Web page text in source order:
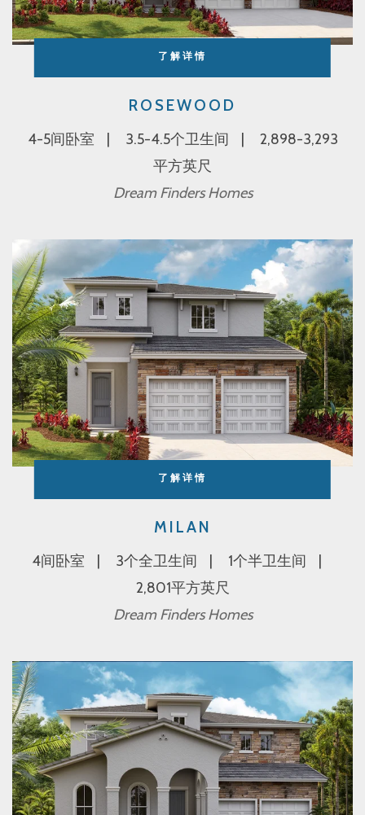
了解详情
MILAN
4间卧室 3个全卫生间
1个半卫生间
2,801平方英尺
Dream Finders Homes
了解详情
ROSEWOOD
4-5间卧室 3.5-4.5个卫生间
2,898-3,293
平方英尺
Dream Finders Homes